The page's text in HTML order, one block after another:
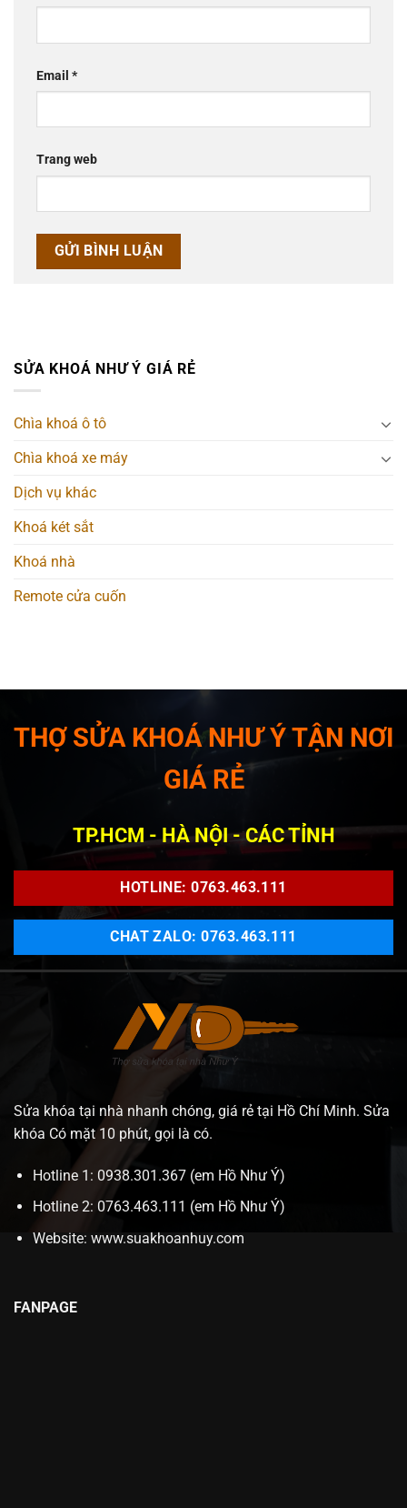
Email *
Trang web
SỬA KHOÁ NHƯ Ý GIÁ RẺ
Chìa khoá ô tô
Chìa khoá xe máy
Dịch vụ khác
Khoá két sắt
Khoá nhà
Remote cửa cuốn
THỢ SỬA KHOÁ NHƯ Ý TẬN NƠI
GIÁ RẺ
TP.HCM - HÀ NỘI - CÁC TỈNH
HOTLINE: 0763.463.111
CHAT ZALO: 0763.463.111
Sửa khóa tại nhà nhanh chóng, giá rẻ tại Hồ Chí Minh. Sửa
khóa Có mặt 10 phút, gọi là có.
Hotline 1: 0938.301.367 (em Hồ Như Ý)
Hotline 2: 0763.463.111 (em Hồ Như Ý)
Website: www.suakhoanhuy.com
FANPAGE